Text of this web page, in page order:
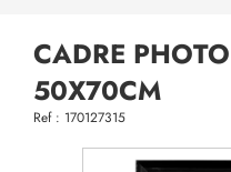
CADRE
50X70CM
Ref : 170127315